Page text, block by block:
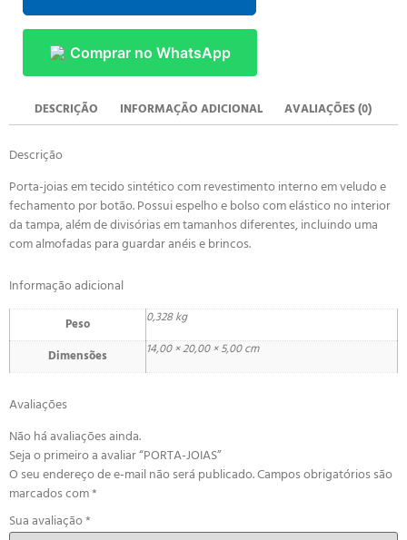
Comprar no WhatsApp
DESCRIÇÃO INFORMAÇÃO ADICIONAL AVALIAÇÕES (0)
Descrição
Porta-joias em tecido sintético com revestimento interno em veludo e
fechamento por botão. Possui espelho e bolso com elástico no interior
da tampa, além de divisórias em tamanhos diferentes, incluindo uma
com almofadas para guardar anéis e brincos.
Informação adicional
Peso 0,328 kg
Dimensões 14,00 × 20,00 × 5,00 cm
Avaliações
Não há avaliações ainda.
Seja o primeiro a avaliar “PORTA-JOIAS”
O seu endereço de e-mail não será publicado.Campos obrigatórios são
marcados com*
Sua avaliação*